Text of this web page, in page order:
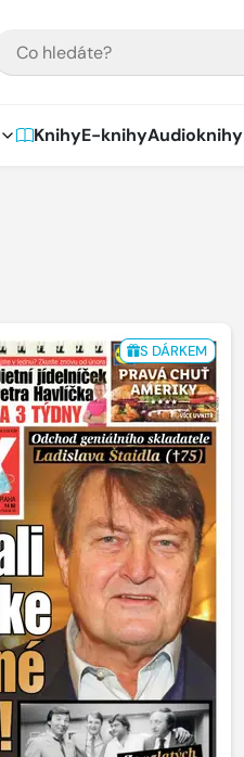
KnihyE-knihyAudioknihy
S DÁRKEM